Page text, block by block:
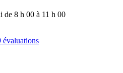
de 8 h 00 à 11 h 00
évaluations